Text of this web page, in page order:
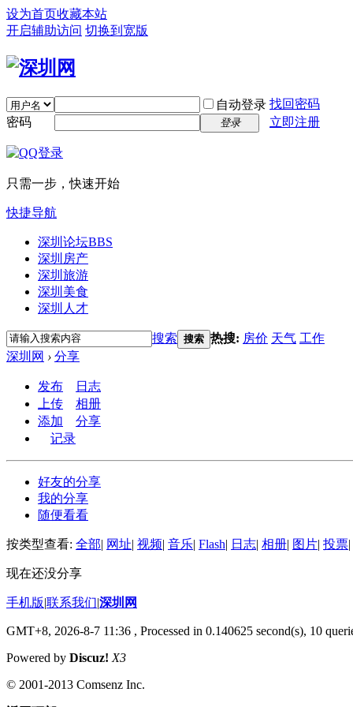
设为首页收藏本站
开启辅助访问 切换到宽版
自动登录 找回密码
密码
登录 立即注册
只需一步，快速开始
快捷导航
深圳论坛BBS
深圳房产
深圳旅游
深圳美食
深圳人才
搜索 搜索 热搜: 房价 天气 工作
深圳网 › 分享
发布
日志
上传
相册
添加
分享
记录
好友的分享
我的分享
随便看看
按类型查看: 全部| 网址| 视频| 音乐| Flash| 日志| 相册| 图片| 投票|
现在还没分享
手机版|联系我们|深圳网
GMT+8, 2026-8-7 11:36 , Processed in 0.140625 second(s), 10
Powered by Discuz! X3
© 2001-2013 Comsenz Inc.